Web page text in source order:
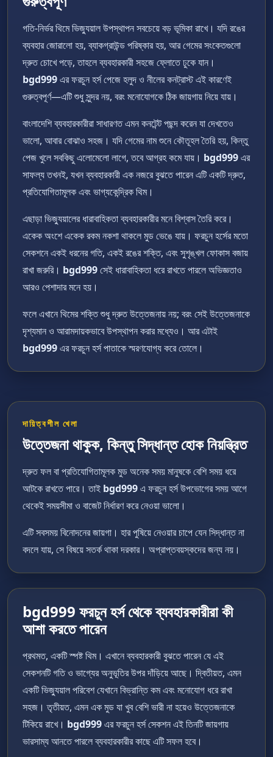
গতি-নির্ভর থিমে ভিজ্যুয়াল উপস্থাপন সবচেয়ে বড় ভূমিকা রাখে। যদি রঙের
ব্যবহার জোরালো হয়, ব্যাকগ্রাউন্ড পরিষ্কার হয়, আর গেমের সংকেতগুলো
দ্রুত চোখে পড়ে, তাহলে ব্যবহারকারী সহজে ফ্লোতে ঢুকে যান।
bgd999এর ফরচুন হর্স পেজে হলুদ ও নীলের কনট্রাস্ট এই কারণেই
গুরুত্বপূর্ণ—এটি শুধু সুন্দর নয়, বরং মনোযোগকে ঠিক জায়গায় নিয়ে যায়।
বাংলাদেশি ব্যবহারকারীরা সাধারণত এমন কনটেন্ট পছন্দ করেন যা দেখতেও
ভালো, আবার বোঝাও সহজ। যদি গেমের নাম শুনে কৌতূহল তৈরি হয়, কিন্তু
পেজ খুলে সবকিছু এলোমেলো লাগে, তবে আগ্রহ কমে যায়। bgd999এর
সাফল্য তখনই, যখন ব্যবহারকারী এক নজরে বুঝতে পারেন এটি একটি দ্রুত,
প্রতিযোগিতামূলক এবং ভাগ্যকেন্দ্রিক থিম।
এছাড়া ভিজ্যুয়ালের ধারাবাহিকতা ব্যবহারকারীর মনে বিশ্বাস তৈরি করে।
একেক অংশে একেক রকম নকশা থাকলে মুড ভেঙে যায়। ফরচুন হর্সের মতো
সেকশনে একই ধরনের গতি, একই রঙের শক্তি, এবং সুশৃঙ্খল ফোকাস বজায়
রাখা জরুরি। bgd999সেই ধারাবাহিকতা ধরে রাখতে পারলে অভিজ্ঞতাও
আরও পেশাদার মনে হয়।
ফলে এখানে থিমের শক্তি শুধু দ্রুত উত্তেজনায় নয়; বরং সেই উত্তেজনাকে
দৃশ্যমান ও আরামদায়কভাবে উপস্থাপন করার মধ্যেও। আর এটাই
bgd999এর ফরচুন হর্স পাতাকে স্মরণযোগ্য করে তোলে।
দায়িত্বশীল খেলা
উত্তেজনা থাকুক, কিন্তু সিদ্ধান্ত হোক নিয়ন্ত্রিত
দ্রুত ফল বা প্রতিযোগিতামূলক মুড অনেক সময় মানুষকে বেশি সময় ধরে
আটকে রাখতে পারে। তাই bgd999এ ফরচুন হর্স উপভোগের সময় আগে
থেকেই সময়সীমা ও বাজেট নির্ধারণ করে নেওয়া ভালো।
এটি সবসময় বিনোদনের জায়গা। হার পুষিয়ে নেওয়ার চাপে যেন সিদ্ধান্ত না
বদলে যায়, সে বিষয়ে সতর্ক থাকা দরকার। অপ্রাপ্তবয়স্কদের জন্য নয়।
bgd999 ফরচুন হর্স থেকে ব্যবহারকারীরা কী
আশা করতে পারেন
প্রথমত, একটি স্পষ্ট থিম। এখানে ব্যবহারকারী বুঝতে পারেন যে এই
সেকশনটি গতি ও ভাগ্যের অনুভূতির উপর দাঁড়িয়ে আছে। দ্বিতীয়ত, এমন
একটি ভিজ্যুয়াল পরিবেশ যেখানে বিভ্রান্তি কম এবং মনোযোগ ধরে রাখা
সহজ। তৃতীয়ত, এমন এক মুড যা খুব বেশি ভারী না হয়েও উত্তেজনাকে
টিকিয়ে রাখে। bgd999এর ফরচুন হর্স সেকশন এই তিনটি জায়গায়
ভারসাম্য আনতে পারলে ব্যবহারকারীর কাছে এটি সফল হবে।